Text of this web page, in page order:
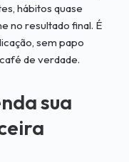
hábitos quase
no resultado final. É
sem papo
de verdade.
sua